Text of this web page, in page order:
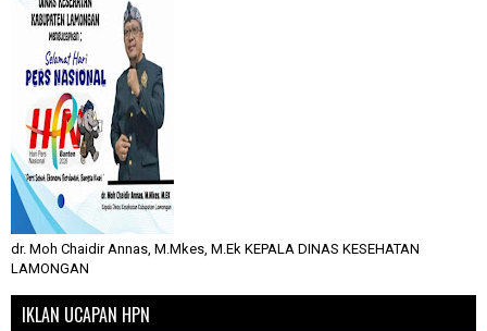
dr. Moh Chaidir Annas, M.Mkes, M.Ek KEPALA DINAS KESEHATAN
LAMONGAN
IKLAN UCAPAN HPN